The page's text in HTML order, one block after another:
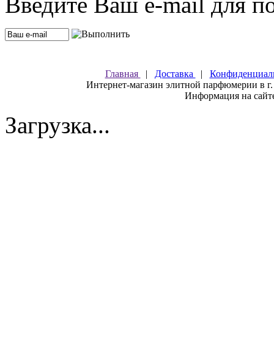
Главная | Доставка |
Интернет-магазин элитной парфюмерии в
Информация на
Загрузка...